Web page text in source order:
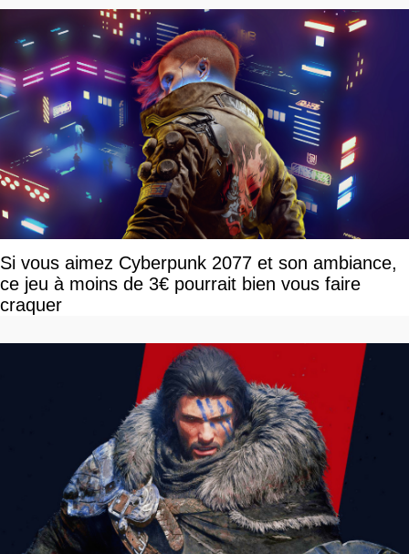
Si vous aimez Cyberpunk 2077 et son ambiance,
ce jeu à moins de 3€ pourrait bien vous faire
craquer